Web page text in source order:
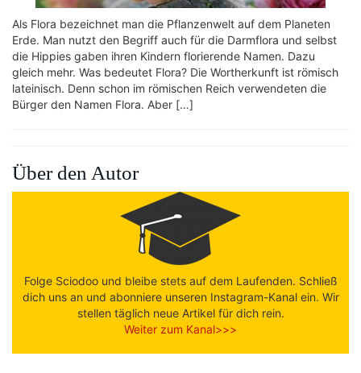
Als Flora bezeichnet man die Pflanzenwelt auf dem Planeten
Erde. Man nutzt den Begriff auch für die Darmflora und selbst
die Hippies gaben ihren Kindern florierende Namen. Dazu
gleich mehr. Was bedeutet Flora? Die Wortherkunft ist römisch
lateinisch. Denn schon im römischen Reich verwendeten die
Bürger den Namen Flora. Aber […]
Über den Autor
Folge Sciodoo und bleibe stets auf dem Laufenden. Schließ
dich uns an und abonniere unseren Instagram-Kanal ein. Wir
stellen täglich neue Artikel für dich rein.
Weiter zum Kanal>>>